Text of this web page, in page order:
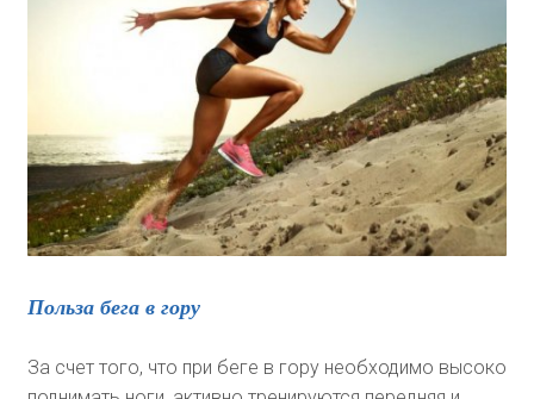
Польза бега в гору
За счет того, что при беге в гору необходимо высоко